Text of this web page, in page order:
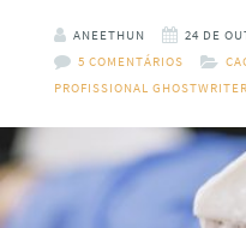
ANEETHUN
24 DE
5 COMENTÁRIOS
PROFISSIONAL